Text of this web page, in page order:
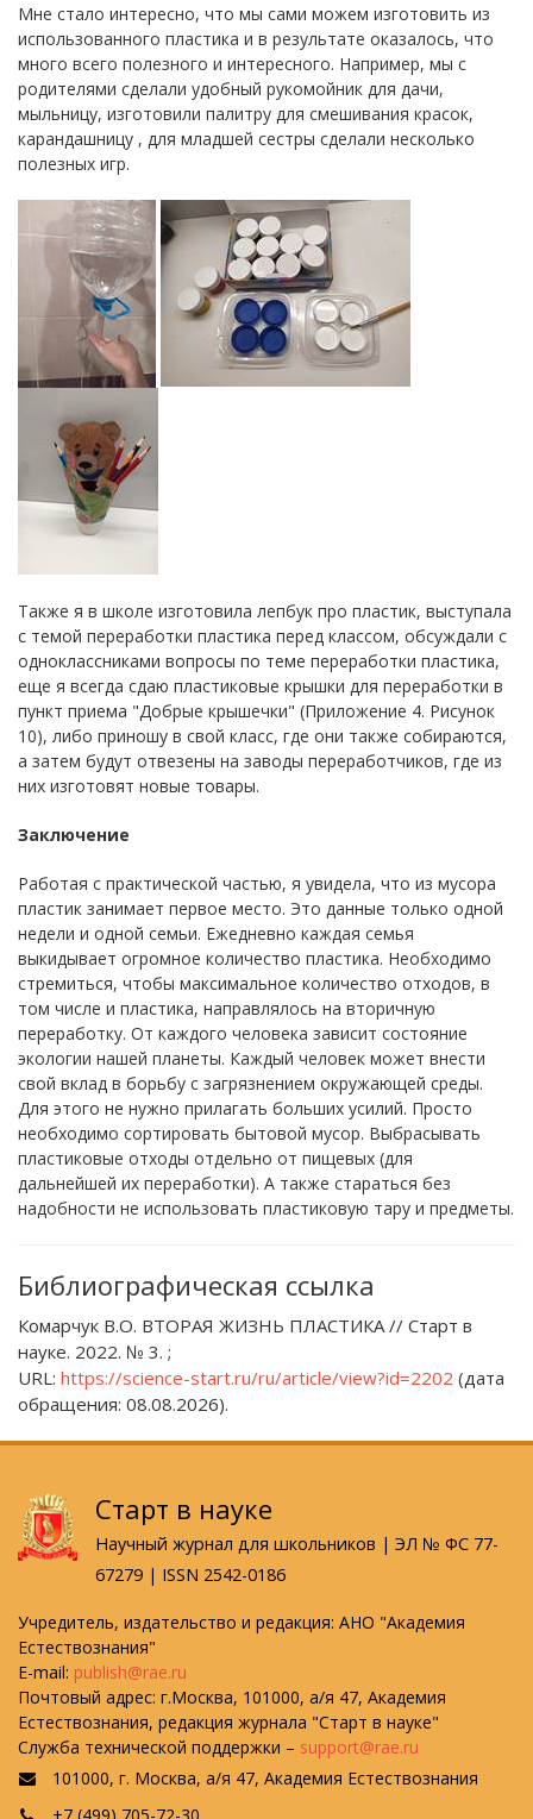
Мне стало интересно, что мы сами можем изготовить из
использованного пластика и в результате оказалось, что
много всего полезного и интересного. Например, мы с
родителями сделали удобный рукомойник для дачи,
мыльницу, изготовили палитру для смешивания красок,
карандашницу , для младшей сестры сделали несколько
полезных игр.
Также я в школе изготовила лепбук про пластик, выступала
с темой переработки пластика перед классом, обсуждали с
одноклассниками вопросы по теме переработки пластика,
еще я всегда сдаю пластиковые крышки для переработки в
пункт приема "Добрые крышечки" (Приложение 4. Рисунок
10), либо приношу в свой класс, где они также собираются,
а затем будут отвезены на заводы переработчиков, где из
них изготовят новые товары.
Заключение
Работая с практической частью, я увидела, что из мусора
пластик занимает первое место. Это данные только одной
недели и одной семьи. Ежедневно каждая семья
выкидывает огромное количество пластика. Необходимо
стремиться, чтобы максимальное количество отходов, в
том числе и пластика, направлялось на вторичную
переработку. От каждого человека зависит состояние
экологии нашей планеты. Каждый человек может внести
свой вклад в борьбу с загрязнением окружающей среды.
Для этого не нужно прилагать больших усилий. Просто
необходимо сортировать бытовой мусор. Выбрасывать
пластиковые отходы отдельно от пищевых (для
дальнейшей их переработки). А также стараться без
надобности не использовать пластиковую тару и предметы.
Библиографическая ссылка
Комарчук В.О. ВТОРАЯ ЖИЗНЬ ПЛАСТИКА // Старт в
науке. 2022. № 3. ;
URL: https://science-start.ru/ru/article/view?id=2202 (дата
обращения: 08.08.2026).
Старт в науке
Научный журнал для школьников | ЭЛ № ФС 77-
67279 | ISSN 2542-0186
Учредитель, издательство и редакция: АНО "Академия
Естествознания"
E-mail: publish@rae.ru
Почтовый адрес: г.Москва, 101000, а/я 47, Академия
Естествознания, редакция журнала "Старт в науке"
Служба технической поддержки – support@rae.ru
101000, г. Москва, а/я 47, Академия Естествознания
+7 (499) 705-72-30